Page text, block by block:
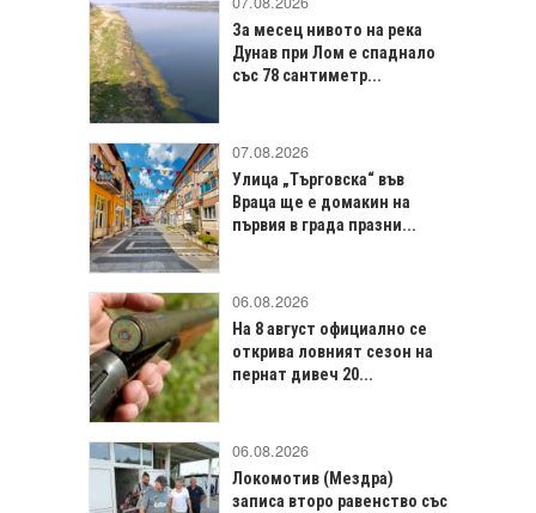
За месец нивото на река
Дунав при Лом е спаднало
със 78 сантиметр...
07.08.2026
Улица „Търговска“ във
Враца щe е домакин на
първия в града празни...
06.08.2026
На 8 август официално се
открива ловният сезон на
пернат дивеч 20...
06.08.2026
Локомотив (Мездра)
записа второ равенство със